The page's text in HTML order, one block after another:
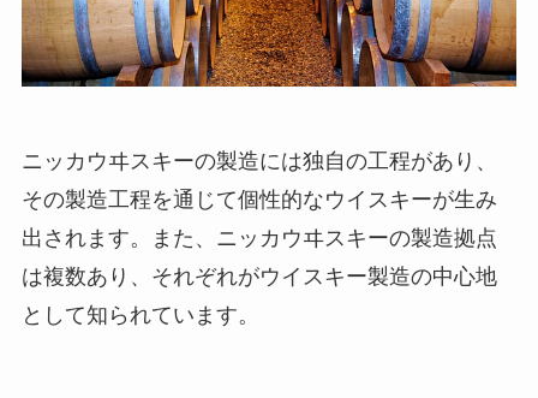
ニッカウヰスキーの製造には独自の工程があり、
その製造工程を通じて個性的なウイスキーが生み
出されます。また、ニッカウヰスキーの製造拠点
は複数あり、それぞれがウイスキー製造の中心地
として知られています。